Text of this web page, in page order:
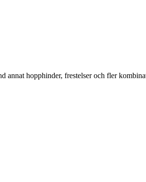
annat hopphinder, frestelser och fler